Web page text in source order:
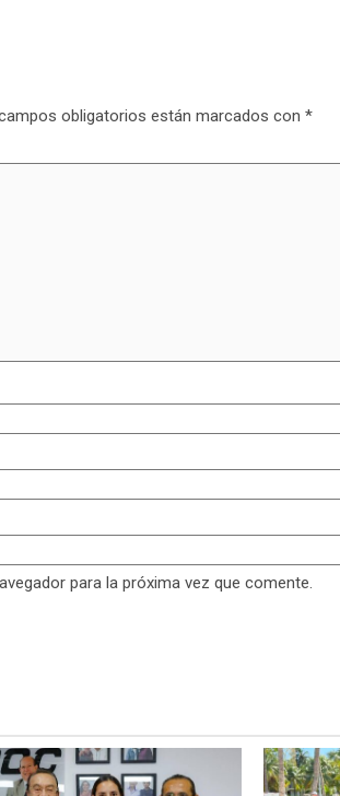
obligatorios están marcados con *
para la próxima vez que comente.